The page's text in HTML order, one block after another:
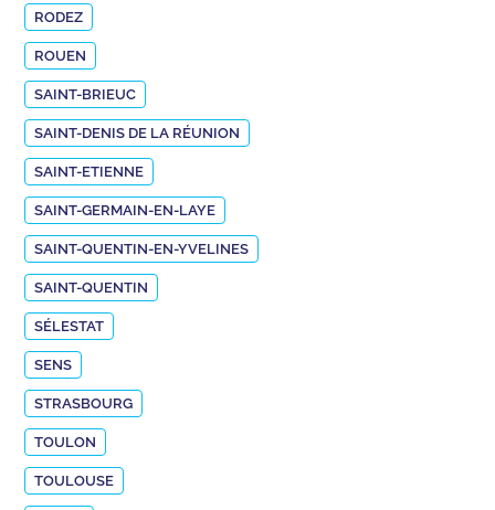
RODEZ
ROUEN
SAINT-BRIEUC
SAINT-DENIS DE LA RÉUNION
SAINT-ETIENNE
SAINT-GERMAIN-EN-LAYE
SAINT-QUENTIN-EN-YVELINES
SAINT-QUENTIN
SÉLESTAT
SENS
STRASBOURG
TOULON
TOULOUSE